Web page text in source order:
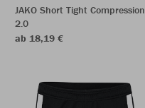
JAKO Short Tight Compression
2.0
ab 18,19 €